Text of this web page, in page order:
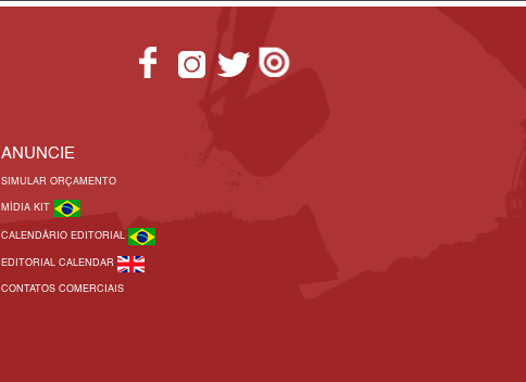
ANUNCIE
SIMULAR ORÇAMENTO
MÍDIA KIT
CALENDÁRIO EDITORIAL
EDITORIAL CALENDAR
CONTATOS COMERCIAIS